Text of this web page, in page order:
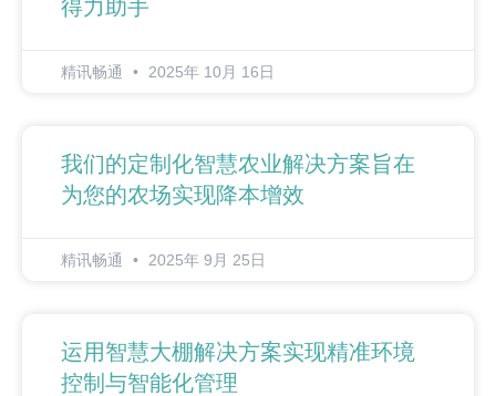
得力助手
精讯畅通 2025年 10月 16日
我们的定制化智慧农业解决方案旨在
为您的农场实现降本增效
精讯畅通 2025年 9月 25日
运用智慧大棚解决方案实现精准环境
控制与智能化管理